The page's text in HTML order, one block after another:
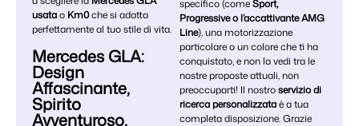
usatao Km0che si adatta
perfettamente al tuo stile di vita.
Mercedes GLA:
Design
Affascinante,
Spirito
Avventuroso,
specifico (comeSport,
Progressive o l’accattivante AMG
Line), una motorizzazione
particolare o un colore che ti ha
conquistato, e non la vedi tra le
nostre proposte attuali, non
preoccuparti! Il nostroservizio di
ricerca personalizzataè a tua
completa disposizione. Grazie